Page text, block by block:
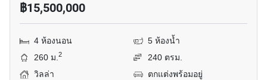
฿15,500,000
4 ห้องนอน
5 ห้องน้ำ
260 ม.2
240 ตรม.
วิลล่า
ตกแต่งพร้อมอยู่